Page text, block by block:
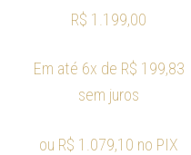
R$ 1.199,00
Em até 6x de R$ 199,83
sem juros
ou R$ 1.079,10 no PIX